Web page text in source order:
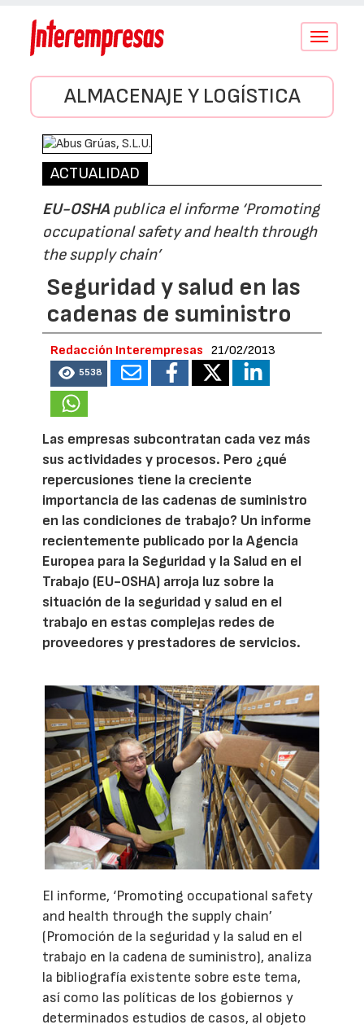
Conmutar
ALMACENAJE Y LOGÍSTICA
ACTUALIDAD
EU-OSHA publica el informe ‘Promoting
occupational safety and health through
the supply chain’
Seguridad y salud en las
cadenas de suministro
Redacción Interempresas 21/02/2013
5538
Las empresas subcontratan cada vez más
sus actividades y procesos. Pero ¿qué
repercusiones tiene la creciente
importancia de las cadenas de suministro
en las condiciones de trabajo? Un informe
recientemente publicado por la Agencia
Europea para la Seguridad y la Salud en el
Trabajo (EU-OSHA) arroja luz sobre la
situación de la seguridad y salud en el
trabajo en estas complejas redes de
proveedores y prestadores de servicios.
El informe, ‘Promoting occupational safety
and health through the supply chain’
(Promoción de la seguridad y la salud en el
trabajo en la cadena de suministro), analiza
la bibliografía existente sobre este tema,
así como las políticas de los gobiernos y
determinados estudios de casos, al objeto